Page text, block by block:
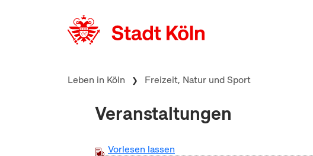
Leben in Köln Freizeit, Natur und Sport
Veranstaltungen
Vorlesen lassen